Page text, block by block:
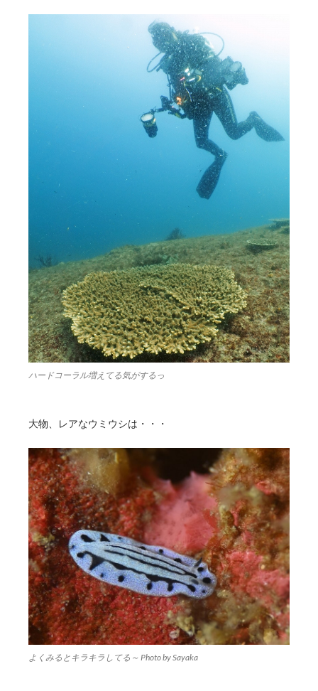
ハードコーラル増えてる気がするっ
大物、レアなウミウシは・・・
よくみるとキラキラしてる～ Photo by Sayaka